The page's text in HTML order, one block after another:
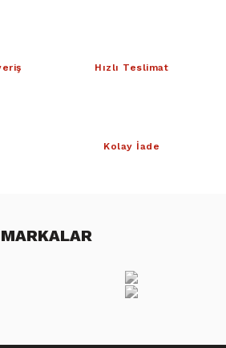
Hızlı Teslimat
Kolay İade
MARKALAR